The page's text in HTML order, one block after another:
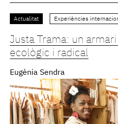
Actualitat Experiències
Justa Trama: un
ecològic i radical
Eugènia Sendra